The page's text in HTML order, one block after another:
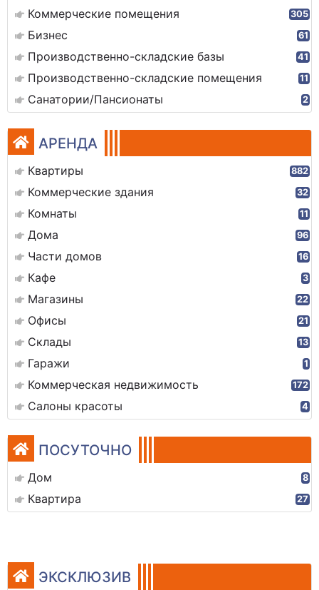
Коммерческие помещения 305
Бизнес 61
Производственно-складские базы 41
Производственно-складские помещения 11
Санатории/Пансионаты 2
АРЕНДА
Квартиры 882
Коммерческие здания 32
Комнаты 11
Дома 96
Части домов 16
Кафе 3
Магазины 22
Офисы 21
Склады 13
Гаражи 1
Коммерческая недвижимость 172
Салоны красоты 4
ПОСУТОЧНО
Дом 8
Квартира 27
ЭКСКЛЮЗИВ